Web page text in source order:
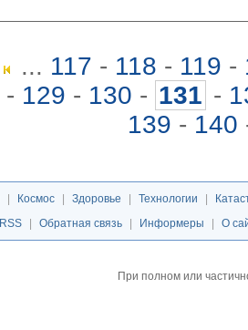
... 117 - 118 - 119 -
- 129 - 130 - 131 -
139 - 140
Космос Здоровье Технологии
RSS
Обратная связь Информеры О
При полном или